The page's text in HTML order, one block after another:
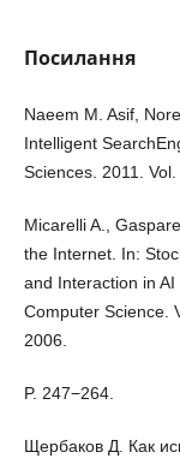
Посилання
Naeem M. Asif,
Intelligent
Sciences. 2011.
Micarelli A.,
the Internet. In:
and Interaction in
Computer Science.
2006.
P. 247−264.
Щербаков Д. Как